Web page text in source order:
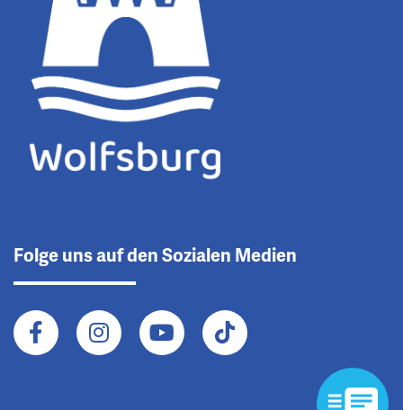
Folge uns auf den Sozialen Medien